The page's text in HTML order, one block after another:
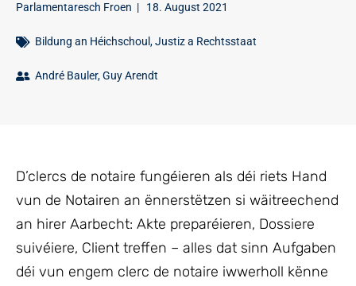
Parlamentaresch Froen | 18. August 2021
Bildung an Héichschoul ,Justiz a Rechtsstaat
André Bauler,Guy Arendt
D’clercs de notaire fungéieren als déi riets Hand
vun de Notairen an ënnerstëtzen si wäitreechend
an hirer Aarbecht: Akte preparéieren, Dossiere
suivéiere, Client treffen – alles dat sinn Aufgaben
déi vun engem clerc de notaire iwwerholl kënne